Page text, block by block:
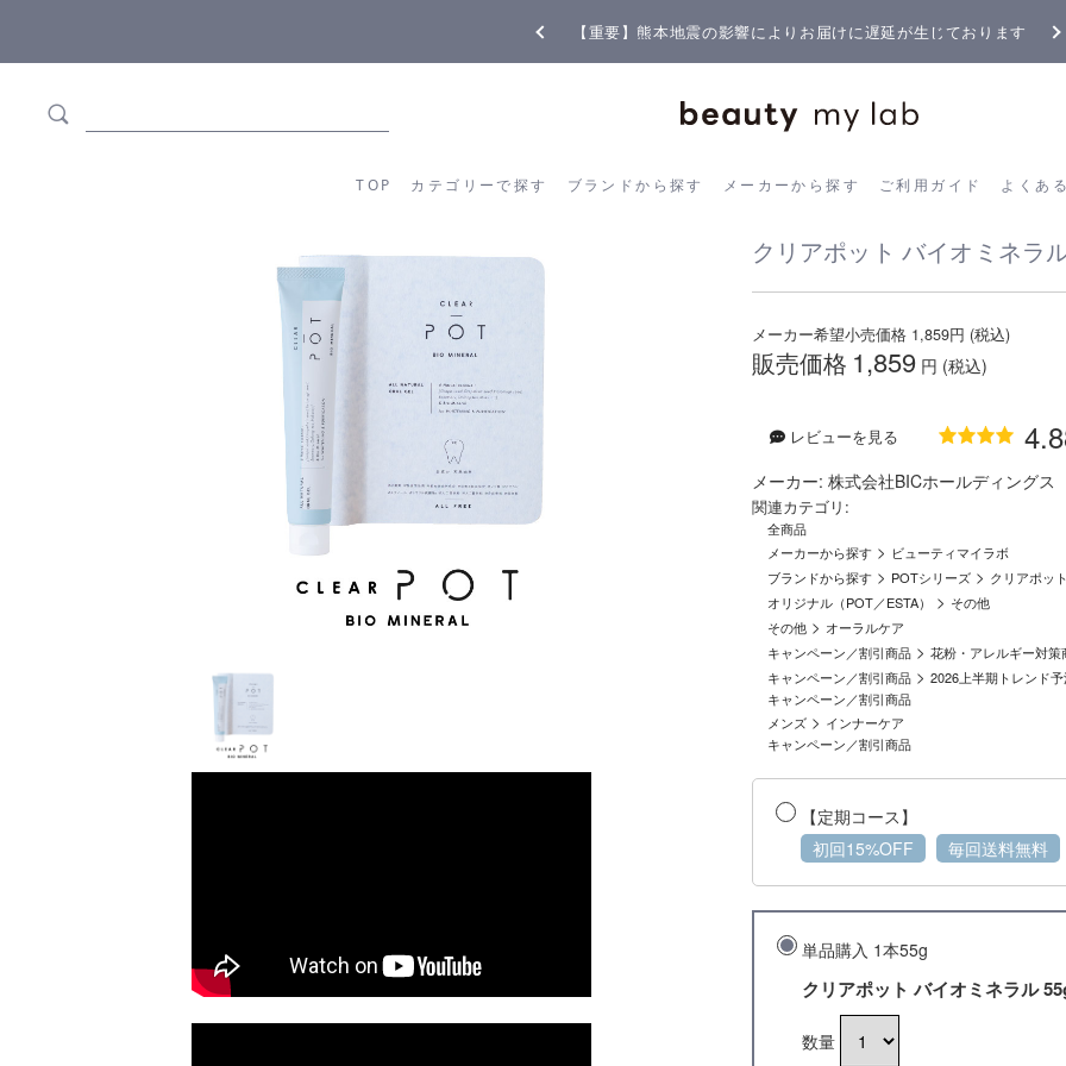
【重要】熊本地震の影響によりお届けに遅延が生じております 全商品正規メーカー流通商品
TOP カテゴリーで探す ブランドから探す メーカーから探す ご利用ガイド よくあ
カテゴリーから探す ブランドから探す メーカーから探す ご利用ガイド よ
クリアポット バイオミネラ
メーカー希望小売価格 1,859円 (税込)
販売価格 1,859円 (税込)
レビューを見る
メーカー: 株式会社BICホールディングス
関連カテゴリ:
全商品
メーカーから探す > ビューティマイラボ
ブランドから探す > POTシリーズ > クリアポット
オリジナル（POT／ESTA）
> その他
その他 > オーラルケア
キャンペーン／割引商品 >花粉・アレルギー対策
キャンペーン／割引商品 >2026上半期トレンド
キャンペーン／割引商品
メンズ > インナーケア
キャンペーン／割引商品
【定期コース】
初回15%OFF
毎回送料無料
単品購入 1本55g
クリアポット バイオミネラル
数量